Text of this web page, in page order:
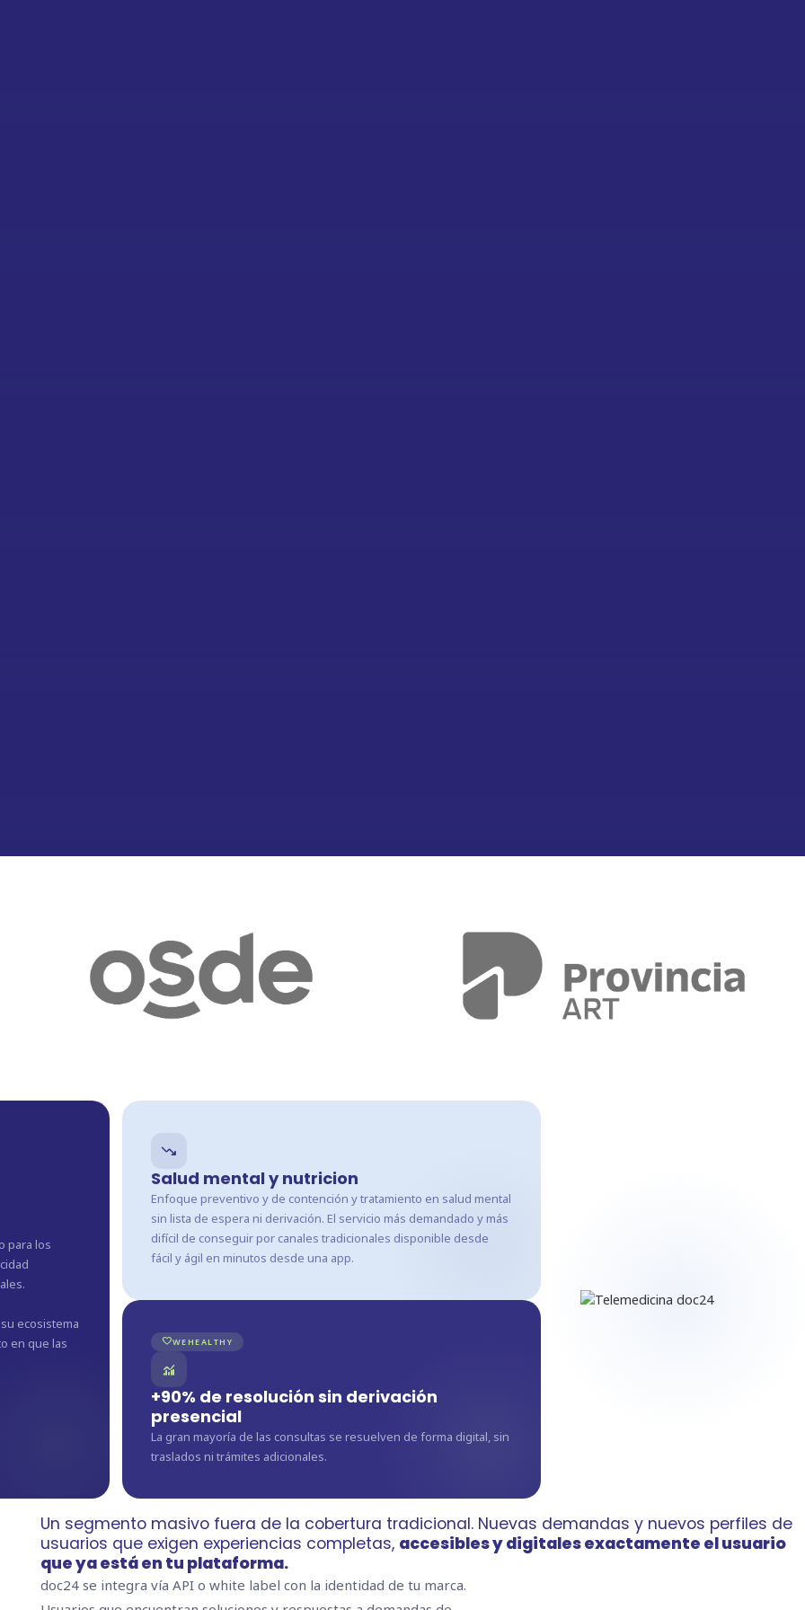
para los
ecosistema
en que las
trending_down
Salud mental y nutricion
Enfoque preventivo y de contención y tratamiento en salud mental
sin lista de espera ni derivación. El servicio más demandado y más
difícil de conseguir por canales tradicionales disponible desde
fácil y ágil en minutos desde una app.
favoriteWEHEALTHY
monitoring
+90% de resolución sin derivación
presencial
La gran mayoría de las consultas se resuelven de forma digital, sin
traslados ni trámites adicionales.
Un segmento masivo fuera de la cobertura tradicional. Nuevas demandas y nuevos perfiles de
usuarios que exigen experiencias completas, accesibles y digitales exactamente el usuario
que ya está en tu plataforma.
doc24 se integra vía API o white label con la identidad de tu marca.